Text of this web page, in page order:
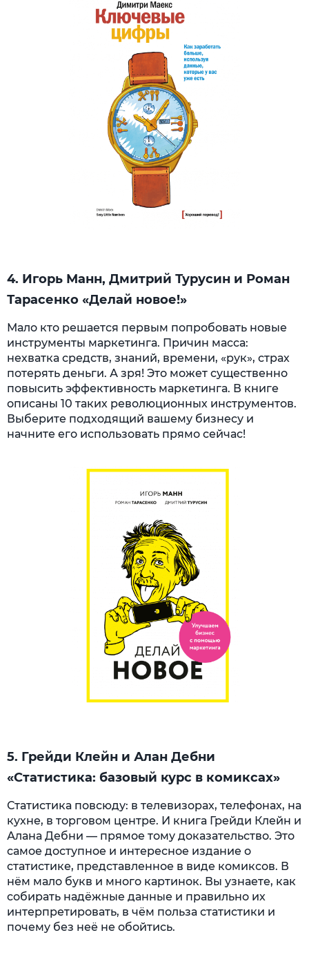
4. Игорь Манн, Дмитрий Турусин и Роман
Тарасенко «Делай новое!»
Мало кто решается первым попробовать новые
инструменты маркетинга. Причин масса:
нехватка средств, знаний, времени, «рук», страх
потерять деньги. А зря! Это может существенно
повысить эффективность маркетинга. В книге
описаны 10 таких революционных инструментов.
Выберите подходящий вашему бизнесу и
начните его использовать прямо сейчас!
5. Грейди Клейн и Алан Дебни
«Статистика: базовый курс в комиксах»
Статистика повсюду: в телевизорах, телефонах, на
кухне, в торговом центре. И книга Грейди Клейн и
Алана Дебни — прямое тому доказательство. Это
самое доступное и интересное издание о
статистике, представленное в виде комиксов. В
нём мало букв и много картинок. Вы узнаете, как
собирать надёжные данные и правильно их
интерпретировать, в чём польза статистики и
почему без неё не обойтись.